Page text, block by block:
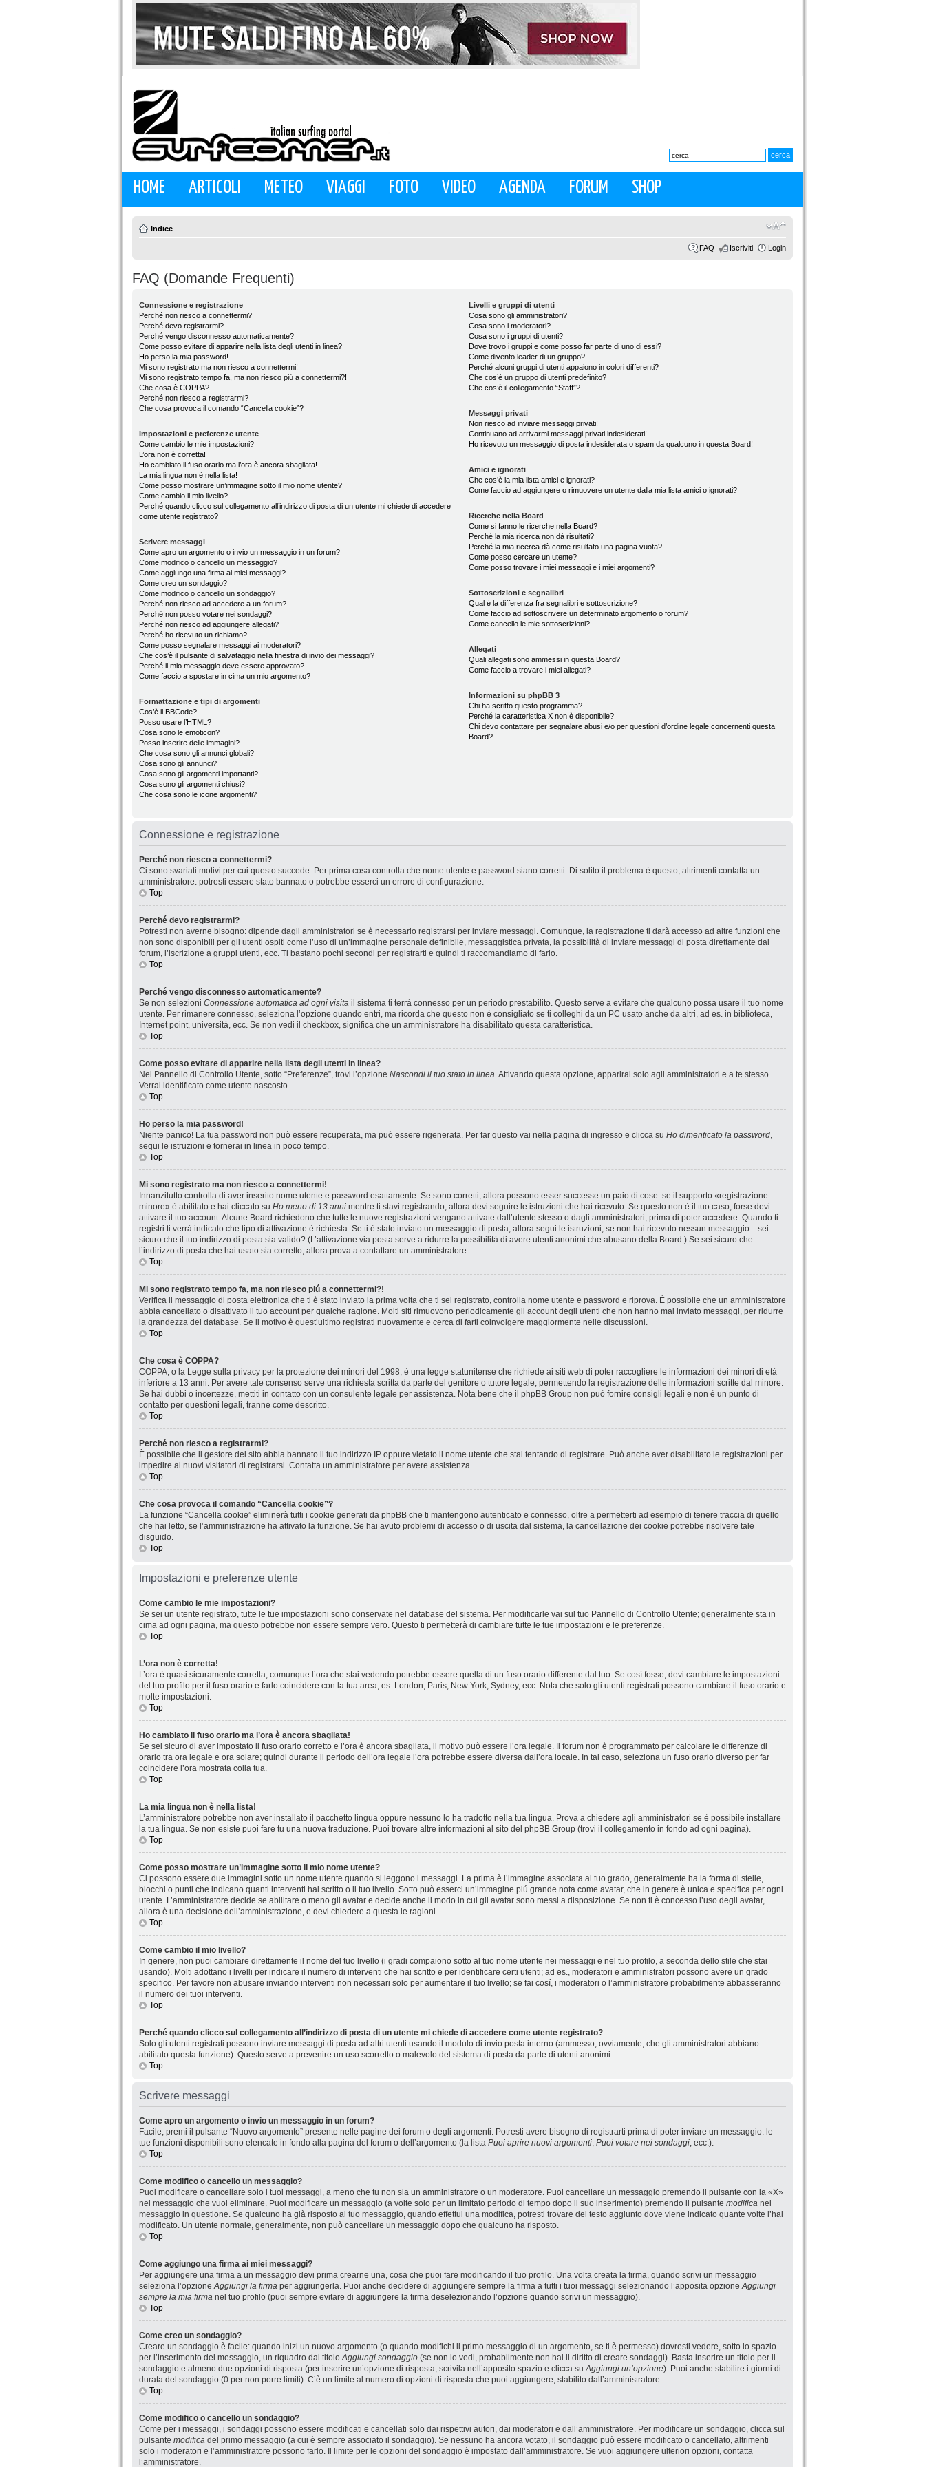
HOME ARTICOLI METEO VIAGGI FOTO VIDEO AGENDA FORUM SHOP
Indice
FAQ Iscriviti Login
FAQ (Domande Frequenti)
Connessione e registrazione
Perché non riesco a connettermi?
Perché devo registrarmi?
Perché vengo disconnesso automaticamente?
Come posso evitare di apparire nella lista degli utenti in linea?
Ho perso la mia password!
Mi sono registrato ma non riesco a connettermi!
Mi sono registrato tempo fa, ma non riesco piú a connettermi?!
Che cosa è COPPA?
Perché non riesco a registrarmi?
Che cosa provoca il comando “Cancella cookie”?
Impostazioni e preferenze utente
Come cambio le mie impostazioni?
L’ora non è corretta!
Ho cambiato il fuso orario ma l’ora è ancora sbagliata!
La mia lingua non è nella lista!
Come posso mostrare un’immagine sotto il mio nome utente?
Come cambio il mio livello?
Perché quando clicco sul collegamento all’indirizzo di posta di un utente mi chiede di accedere
come utente registrato?
Scrivere messaggi
Come apro un argomento o invio un messaggio in un forum?
Come modifico o cancello un messaggio?
Come aggiungo una firma ai miei messaggi?
Come creo un sondaggio?
Come modifico o cancello un sondaggio?
Perché non riesco ad accedere a un forum?
Perché non posso votare nei sondaggi?
Perché non riesco ad aggiungere allegati?
Perché ho ricevuto un richiamo?
Come posso segnalare messaggi ai moderatori?
Che cos’è il pulsante di salvataggio nella finestra di invio dei messaggi?
Perché il mio messaggio deve essere approvato?
Come faccio a spostare in cima un mio argomento?
Formattazione e tipi di argomenti
Cos’è il BBCode?
Posso usare l’HTML?
Cosa sono le emoticon?
Posso inserire delle immagini?
Che cosa sono gli annunci globali?
Cosa sono gli annunci?
Cosa sono gli argomenti importanti?
Cosa sono gli argomenti chiusi?
Che cosa sono le icone argomenti?
Livelli e gruppi di utenti
Cosa sono gli amministratori?
Cosa sono i moderatori?
Cosa sono i gruppi di utenti?
Dove trovo i gruppi e come posso far parte di uno di essi?
Come divento leader di un gruppo?
Perché alcuni gruppi di utenti appaiono in colori differenti?
Che cos’è un gruppo di utenti predefinito?
Che cos’è il collegamento “Staff”?
Messaggi privati
Non riesco ad inviare messaggi privati!
Continuano ad arrivarmi messaggi privati indesiderati!
Ho ricevuto un messaggio di posta indesiderata o spam da qualcuno in questa Board!
Amici e ignorati
Che cos’è la mia lista amici e ignorati?
Come faccio ad aggiungere o rimuovere un utente dalla mia lista amici o ignorati?
Ricerche nella Board
Come si fanno le ricerche nella Board?
Perché la mia ricerca non dà risultati?
Perché la mia ricerca dà come risultato una pagina vuota?
Come posso cercare un utente?
Come posso trovare i miei messaggi e i miei argomenti?
Sottoscrizioni e segnalibri
Qual è la differenza fra segnalibri e sottoscrizione?
Come faccio ad sottoscrivere un determinato argomento o forum?
Come cancello le mie sottoscrizioni?
Allegati
Quali allegati sono ammessi in questa Board?
Come faccio a trovare i miei allegati?
Informazioni su phpBB 3
Chi ha scritto questo programma?
Perché la caratteristica X non è disponibile?
Chi devo contattare per segnalare abusi e/o per questioni d’ordine legale concernenti questa
Board?
Connessione e registrazione
Perché non riesco a connettermi?
Ci sono svariati motivi per cui questo succede. Per prima cosa controlla che nome utente e password siano corretti. Di solito il problema è questo, altrimenti contatta un
amministratore: potresti essere stato bannato o potrebbe esserci un errore di configurazione.
Top
Perché devo registrarmi?
Potresti non averne bisogno: dipende dagli amministratori se è necessario registrarsi per inviare messaggi. Comunque, la registrazione ti darà accesso ad altre funzioni che
non sono disponibili per gli utenti ospiti come l’uso di un’immagine personale definibile, messaggistica privata, la possibilità di inviare messaggi di posta direttamente dal
forum, l’iscrizione a gruppi utenti, ecc. Ti bastano pochi secondi per registrarti e quindi ti raccomandiamo di farlo.
Top
Perché vengo disconnesso automaticamente?
Se non selezioni Connessione automatica ad ogni visita il sistema ti terrà connesso per un periodo prestabilito. Questo serve a evitare che qualcuno possa usare il tuo nome
utente. Per rimanere connesso, seleziona l’opzione quando entri, ma ricorda che questo non è consigliato se ti colleghi da un PC usato anche da altri, ad es. in biblioteca,
Internet point, università, ecc. Se non vedi il checkbox, significa che un amministratore ha disabilitato questa caratteristica.
Top
Come posso evitare di apparire nella lista degli utenti in linea?
Nel Pannello di Controllo Utente, sotto “Preferenze”, trovi l’opzione Nascondi il tuo stato in linea. Attivando questa opzione, apparirai solo agli amministratori e a te stesso.
Verrai identificato come utente nascosto.
Top
Ho perso la mia password!
Niente panico! La tua password non può essere recuperata, ma può essere rigenerata. Per far questo vai nella pagina di ingresso e clicca su Ho dimenticato la password,
segui le istruzioni e tornerai in linea in poco tempo.
Top
Mi sono registrato ma non riesco a connettermi!
Innanzitutto controlla di aver inserito nome utente e password esattamente. Se sono corretti, allora possono esser successe un paio di cose: se il supporto «registrazione
minore» è abilitato e hai cliccato su Ho meno di 13 anni mentre ti stavi registrando, allora devi seguire le istruzioni che hai ricevuto. Se questo non è il tuo caso, forse devi
attivare il tuo account. Alcune Board richiedono che tutte le nuove registrazioni vengano attivate dall’utente stesso o dagli amministratori, prima di poter accedere. Quando ti
registri ti verrà indicato che tipo di attivazione è richiesta. Se ti è stato inviato un messaggio di posta, allora segui le istruzioni; se non hai ricevuto nessun messaggio... sei
sicuro che il tuo indirizzo di posta sia valido? (L’attivazione via posta serve a ridurre la possibilità di avere utenti anonimi che abusano della Board.) Se sei sicuro che
l’indirizzo di posta che hai usato sia corretto, allora prova a contattare un amministratore.
Top
Mi sono registrato tempo fa, ma non riesco piú a connettermi?!
Verifica il messaggio di posta elettronica che ti è stato inviato la prima volta che ti sei registrato, controlla nome utente e password e riprova. È possibile che un amministratore
abbia cancellato o disattivato il tuo account per qualche ragione. Molti siti rimuovono periodicamente gli account degli utenti che non hanno mai inviato messaggi, per ridurre
la grandezza del database. Se il motivo è quest’ultimo registrati nuovamente e cerca di farti coinvolgere maggiormente nelle discussioni.
Top
Che cosa è COPPA?
COPPA, o la Legge sulla privacy per la protezione dei minori del 1998, è una legge statunitense che richiede ai siti web di poter raccogliere le informazioni dei minori di età
inferiore a 13 anni. Per avere tale consenso serve una richiesta scritta da parte del genitore o tutore legale, permettendo la registrazione delle informazioni scritte dal minore.
Se hai dubbi o incertezze, mettiti in contatto con un consulente legale per assistenza. Nota bene che il phpBB Group non può fornire consigli legali e non è un punto di
contatto per questioni legali, tranne come descritto.
Top
Perché non riesco a registrarmi?
È possibile che il gestore del sito abbia bannato il tuo indirizzo IP oppure vietato il nome utente che stai tentando di registrare. Può anche aver disabilitato le registrazioni per
impedire ai nuovi visitatori di registrarsi. Contatta un amministratore per avere assistenza.
Top
Che cosa provoca il comando “Cancella cookie”?
La funzione “Cancella cookie” eliminerà tutti i cookie generati da phpBB che ti mantengono autenticato e connesso, oltre a permetterti ad esempio di tenere traccia di quello
che hai letto, se l’amministrazione ha attivato la funzione. Se hai avuto problemi di accesso o di uscita dal sistema, la cancellazione dei cookie potrebbe risolvere tale
disguido.
Top
Impostazioni e preferenze utente
Come cambio le mie impostazioni?
Se sei un utente registrato, tutte le tue impostazioni sono conservate nel database del sistema. Per modificarle vai sul tuo Pannello di Controllo Utente; generalmente sta in
cima ad ogni pagina, ma questo potrebbe non essere sempre vero. Questo ti permetterà di cambiare tutte le tue impostazioni e le preferenze.
Top
L’ora non è corretta!
L’ora è quasi sicuramente corretta, comunque l’ora che stai vedendo potrebbe essere quella di un fuso orario differente dal tuo. Se cosí fosse, devi cambiare le impostazioni
del tuo profilo per il fuso orario e farlo coincidere con la tua area, es. London, Paris, New York, Sydney, ecc. Nota che solo gli utenti registrati possono cambiare il fuso orario e
molte impostazioni.
Top
Ho cambiato il fuso orario ma l’ora è ancora sbagliata!
Se sei sicuro di aver impostato il fuso orario corretto e l’ora è ancora sbagliata, il motivo può essere l’ora legale. Il forum non è programmato per calcolare le differenze di
orario tra ora legale e ora solare; quindi durante il periodo dell’ora legale l’ora potrebbe essere diversa dall’ora locale. In tal caso, seleziona un fuso orario diverso per far
coincidere l’ora mostrata colla tua.
Top
La mia lingua non è nella lista!
L’amministratore potrebbe non aver installato il pacchetto lingua oppure nessuno lo ha tradotto nella tua lingua. Prova a chiedere agli amministratori se è possibile installare
la tua lingua. Se non esiste puoi fare tu una nuova traduzione. Puoi trovare altre informazioni al sito del phpBB Group (trovi il collegamento in fondo ad ogni pagina).
Top
Come posso mostrare un’immagine sotto il mio nome utente?
Ci possono essere due immagini sotto un nome utente quando si leggono i messaggi. La prima è l’immagine associata al tuo grado, generalmente ha la forma di stelle,
blocchi o punti che indicano quanti interventi hai scritto o il tuo livello. Sotto può esserci un’immagine piú grande nota come avatar, che in genere è unica e specifica per ogni
utente. L’amministratore decide se abilitare o meno gli avatar e decide anche il modo in cui gli avatar sono messi a disposizione. Se non ti è concesso l’uso degli avatar,
allora è una decisione dell’amministrazione, e devi chiedere a questa le ragioni.
Top
Come cambio il mio livello?
In genere, non puoi cambiare direttamente il nome del tuo livello (i gradi compaiono sotto al tuo nome utente nei messaggi e nel tuo profilo, a seconda dello stile che stai
usando). Molti adottano i livelli per indicare il numero di interventi che hai scritto e per identificare certi utenti; ad es., moderatori e amministratori possono avere un grado
specifico. Per favore non abusare inviando interventi non necessari solo per aumentare il tuo livello; se fai cosí, i moderatori o l’amministratore probabilmente abbasseranno
il numero dei tuoi interventi.
Top
Perché quando clicco sul collegamento all’indirizzo di posta di un utente mi chiede di accedere come utente registrato?
Solo gli utenti registrati possono inviare messaggi di posta ad altri utenti usando il modulo di invio posta interno (ammesso, ovviamente, che gli amministratori abbiano
abilitato questa funzione). Questo serve a prevenire un uso scorretto o malevolo del sistema di posta da parte di utenti anonimi.
Top
Scrivere messaggi
Come apro un argomento o invio un messaggio in un forum?
Facile, premi il pulsante “Nuovo argomento” presente nelle pagine dei forum o degli argomenti. Potresti avere bisogno di registrarti prima di poter inviare un messaggio: le
tue funzioni disponibili sono elencate in fondo alla pagina del forum o dell’argomento (la lista Puoi aprire nuovi argomenti, Puoi votare nei sondaggi, ecc.).
Top
Come modifico o cancello un messaggio?
Puoi modificare o cancellare solo i tuoi messaggi, a meno che tu non sia un amministratore o un moderatore. Puoi cancellare un messaggio premendo il pulsante con la «X»
nel messaggio che vuoi eliminare. Puoi modificare un messaggio (a volte solo per un limitato periodo di tempo dopo il suo inserimento) premendo il pulsante modifica nel
messaggio in questione. Se qualcuno ha già risposto al tuo messaggio, quando effettui una modifica, potresti trovare del testo aggiunto dove viene indicato quante volte l’hai
modificato. Un utente normale, generalmente, non può cancellare un messaggio dopo che qualcuno ha risposto.
Top
Come aggiungo una firma ai miei messaggi?
Per aggiungere una firma a un messaggio devi prima crearne una, cosa che puoi fare modificando il tuo profilo. Una volta creata la firma, quando scrivi un messaggio
seleziona l’opzioneAggiungi la firma per aggiungerla. Puoi anche decidere di aggiungere sempre la firma a tutti i tuoi messaggi selezionando l’apposita opzioneAggiungi
sempre la mia firma nel tuo profilo (puoi sempre evitare di aggiungere la firma deselezionando l’opzione quando scrivi un messaggio).
Top
Come creo un sondaggio?
Creare un sondaggio è facile: quando inizi un nuovo argomento (o quando modifichi il primo messaggio di un argomento, se ti è permesso) dovresti vedere, sotto lo spazio
per l’inserimento del messaggio, un riquadro dal titoloAggiungi sondaggio (se non lo vedi, probabilmente non hai il diritto di creare sondaggi). Basta inserire un titolo per il
sondaggio e almeno due opzioni di risposta (per inserire un’opzione di risposta, scrivila nell’apposito spazio e clicca suAggiungi un’opzione). Puoi anche stabilire i giorni di
durata del sondaggio (0 per non porre limiti). C’è un limite al numero di opzioni di risposta che puoi aggiungere, stabilito dall’amministratore.
Top
Come modifico o cancello un sondaggio?
Come per i messaggi, i sondaggi possono essere modificati e cancellati solo dai rispettivi autori, dai moderatori e dall’amministratore. Per modificare un sondaggio, clicca sul
pulsante modifica del primo messaggio (a cui è sempre associato il sondaggio). Se nessuno ha ancora votato, il sondaggio può essere modificato o cancellato, altrimenti
solo i moderatori e l’amministratore possono farlo. Il limite per le opzioni del sondaggio è impostato dall’amministratore. Se vuoi aggiungere ulteriori opzioni, contatta
l’amministratore.